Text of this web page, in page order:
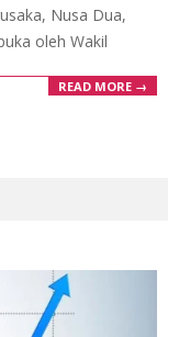
Nusa Dua,
oleh Wakil
READ MORE →